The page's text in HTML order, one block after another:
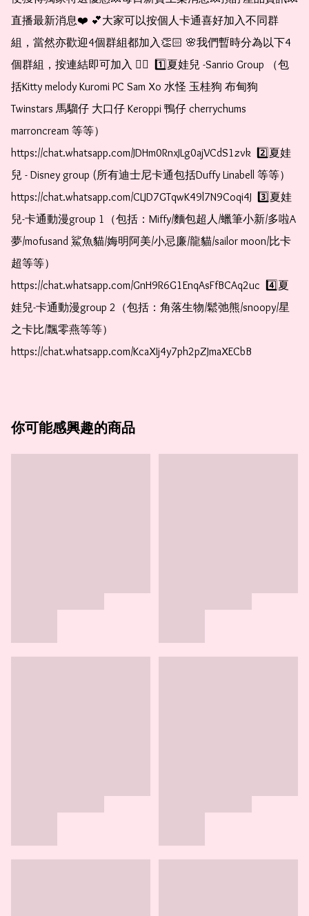
直播最新消息❤️ 💕大家可以按個人卡通喜好加入不同群
組，當然亦歡迎4個群組都加入👏🏻 🌸我們暫時分為以下4
個群組，按連結即可加入 👇🏻  1️⃣夏娃兒 -Sanrio Group （包
括Kitty melody Kuromi PC Sam Xo 水怪 玉桂狗 布甸狗
Twinstars 馬騮仔 大口仔 Keroppi 鴨仔 cherrychums
marroncream 等等）
https://chat.whatsapp.com/JDHm0RnxJLg0ajVCdS1zvk  2️⃣夏娃
兒 - Disney group (所有迪士尼卡通包括Duffy Linabell 等等）
https://chat.whatsapp.com/CLJD7GTqwK49l7N9Coqi4J  3️⃣夏娃
兒-卡通動漫group 1（包括：Miffy/麵包超人/蠟筆小新/多啦A
夢/mofusand 鯊魚貓/娒明阿美/小忌廉/龍貓/sailor moon/比卡
超等等）
https://chat.whatsapp.com/GnH9R6G1EnqAsFfBCAq2uc  4️⃣夏
娃兒-卡通動漫group 2（包括：角落生物/鬆弛熊/snoopy/星
之卡比/飄零燕等等）
https://chat.whatsapp.com/KcaXIj4y7ph2pZJmaXECbB
你可能感興趣的商品